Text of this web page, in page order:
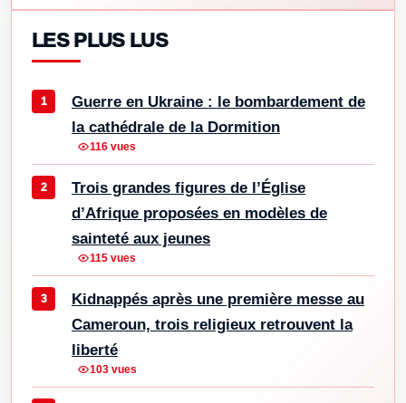
LES PLUS LUS
Guerre en Ukraine : le bombardement de
la cathédrale de la Dormition
116 vues
Trois grandes figures de l’Église
d’Afrique proposées en modèles de
sainteté aux jeunes
115 vues
Kidnappés après une première messe au
Cameroun, trois religieux retrouvent la
liberté
103 vues